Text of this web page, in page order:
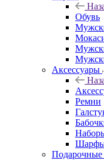
Обувь
Аксессуары
Ремни
Подарочные